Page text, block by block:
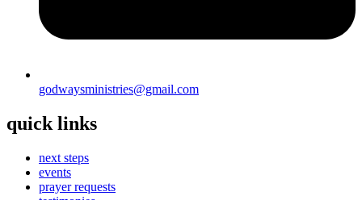
godwaysministries@gmail.com
quick links
next steps
events
prayer requests